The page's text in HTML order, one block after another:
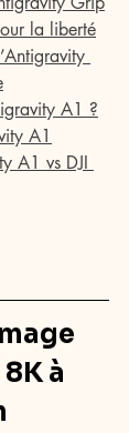
la liberté
A1 ?
A1
A1 vs DJI
à